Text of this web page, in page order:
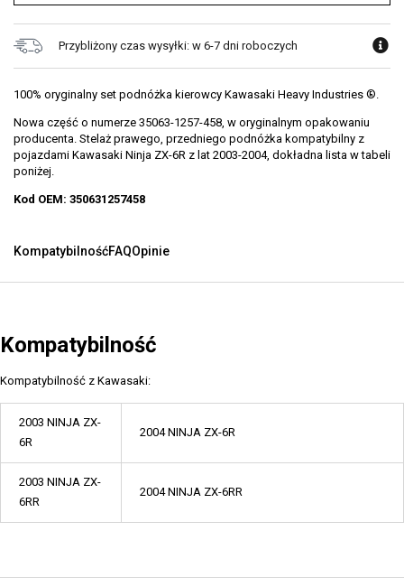
Przybliżony czas wysyłki: w 6-7 dni roboczych
100% oryginalny set podnóżka kierowcy Kawasaki Heavy Industries ®.
Nowa część o numerze 35063-1257-458, w oryginalnym opakowaniu
producenta. Stelaż prawego, przedniego podnóżka kompatybilny z
pojazdami Kawasaki Ninja ZX-6R z lat 2003-2004, dokładna lista w tabeli
poniżej.
Kod OEM: 350631257458
KompatybilnośćFAQOpinie
Kompatybilność
Kompatybilność z Kawasaki:
2003 NINJA ZX-
6R
2004 NINJA ZX-6R
2003 NINJA ZX-
6RR
2004 NINJA ZX-6RR